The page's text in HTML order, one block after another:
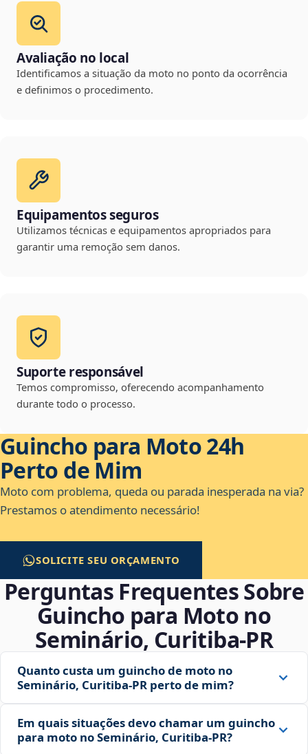
Avaliação no local
Identificamos a situação da moto no ponto da ocorrência
e definimos o procedimento.
Equipamentos seguros
Utilizamos técnicas e equipamentos apropriados para
garantir uma remoção sem danos.
Suporte responsável
Temos compromisso, oferecendo acompanhamento
durante todo o processo.
Guincho para Moto 24h
Perto de Mim
Moto com problema, queda ou parada inesperada na via?
Prestamos o atendimento necessário!
SOLICITE SEU ORÇAMENTO
Perguntas Frequentes Sobre
Guincho para Moto no
Seminário, Curitiba‑PR
Quanto custa um guincho de moto no
Seminário, Curitiba‑PR perto de mim?
Em quais situações devo chamar um guincho
para moto no Seminário, Curitiba‑PR?